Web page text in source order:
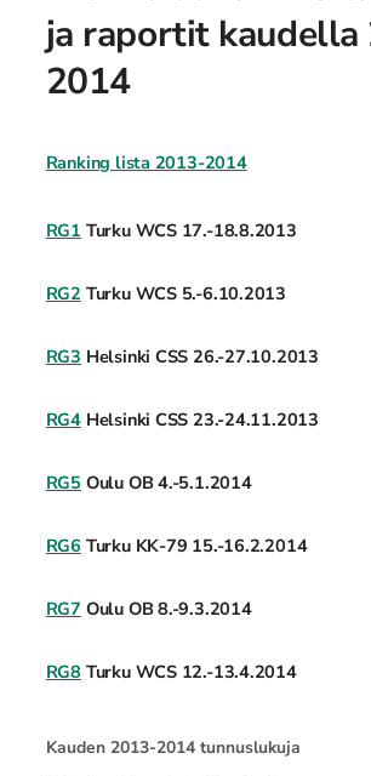
ja raportit kaudella
2014
Ranking lista 2013-2014
RG1 Turku WCS 17.-18.8.2013
RG2 Turku WCS 5.-6.10.2013
RG3 Helsinki CSS 26.-27.10.2013
RG4 Helsinki CSS 23.-24.11.2013
RG5 Oulu OB 4.-5.1.2014
RG6 Turku KK-79 15.-16.2.2014
RG7 Oulu OB 8.-9.3.2014
RG8 Turku WCS 12.-13.4.2014
Kauden 2013-2014 tunnuslukuja